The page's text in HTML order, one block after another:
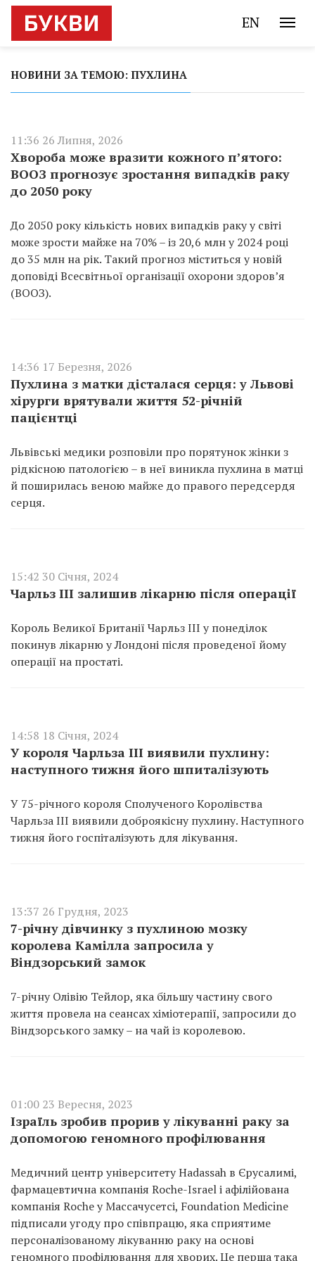
EN
НОВИНИ ЗА ТЕМОЮ: ПУХЛИНА
11:36 26 Липня, 2026
Хвороба може вразити кожного п’ятого:
ВООЗ прогнозує зростання випадків раку
до 2050 року
До 2050 року кількість нових випадків раку у світі
може зрости майже на 70% – із 20,6 млн у 2024 році
до 35 млн на рік. Такий прогноз міститься у новій
доповіді Всесвітньої організації охорони здоров’я
(ВООЗ).
14:36 17 Березня, 2026
Пухлина з матки дісталася серця: у Львові
хірурги врятували життя 52-річній
пацієнтці
Львівські медики розповіли про порятунок жінки з
рідкісною патологією – в неї виникла пухлина в матці
й поширилась веною майже до правого передсердя
серця.
15:42 30 Січня, 2024
Чарльз ІІІ залишив лікарню після операції
Король Великої Британії Чарльз ІІІ у понеділок
покинув лікарню у Лондоні після проведеної йому
операції на простаті.
14:58 18 Січня, 2024
У короля Чарльза III виявили пухлину:
наступного тижня його шпиталізують
У 75-річного короля Сполученого Королівства
Чарльза III виявили доброякісну пухлину. Наступного
тижня його госпіталізують для лікування.
13:37 26 Грудня, 2023
7-річну дівчинку з пухлиною мозку
королева Камілла запросила у
Віндзорський замок
7-річну Олівію Тейлор, яка більшу частину свого
життя провела на сеансах хіміотерапії, запросили до
Віндзорського замку – на чай із королевою.
01:00 23 Вересня, 2023
Ізраїль зробив прорив у лікуванні раку за
допомогою геномного профілювання
Медичний центр університету Hadassah в Єрусалимі,
фармацевтична компанія Roche-Israel і афілійована
компанія Roche у Массачусетсі, Foundation Medicine
підписали угоду про співпрацю, яка сприятиме
персоналізованому лікуванню раку на основі
геномного профілювання для хворих. Це перша така